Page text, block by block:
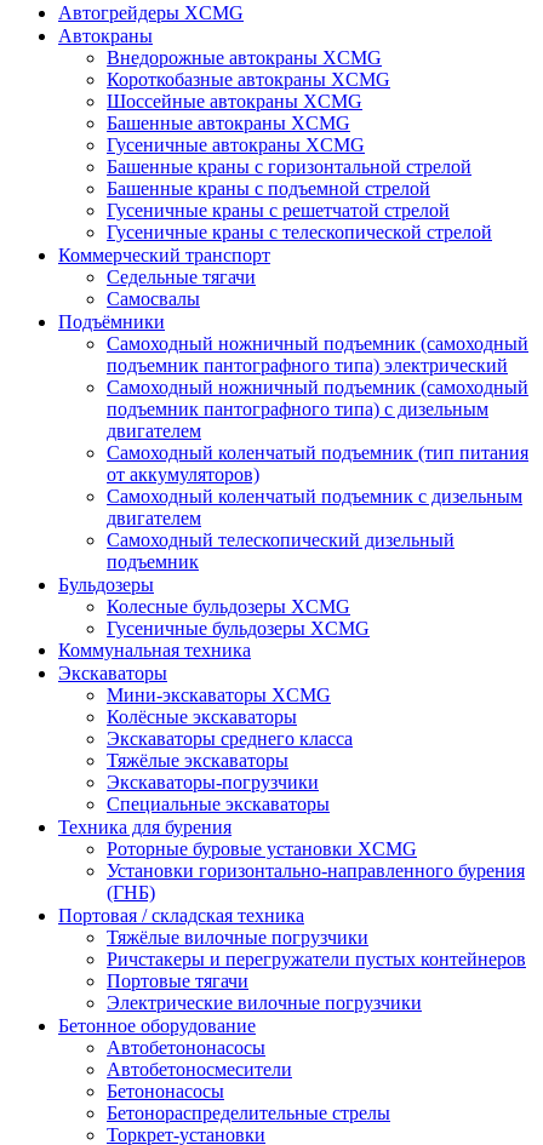
Автогрейдеры XCMG
Автокраны
Внедорожные автокраны XCMG
Короткобазные автокраны XCMG
Шоссейные автокраны XCMG
Башенные автокраны XCMG
Гусеничные автокраны XCMG
Башенные краны с горизонтальной стрелой
Башенные краны с подъемной стрелой
Гусеничные краны с решетчатой стрелой
Гусеничные краны с телескопической стрелой
Коммерческий транспорт
Седельные тягачи
Самосвалы
Подъёмники
Самоходный ножничный подъемник (самоходный
подъемник пантографного типа) электрический
Самоходный ножничный подъемник (самоходный
подъемник пантографного типа) с дизельным
двигателем
Самоходный коленчатый подъемник (тип питания
от аккумуляторов)
Самоходный коленчатый подъемник с дизельным
двигателем
Самоходный телескопический дизельный
подъемник
Бульдозеры
Колесные бульдозеры XCMG
Гусеничные бульдозеры XCMG
Коммунальная техника
Экскаваторы
Мини-экскаваторы XCMG
Колёсные экскаваторы
Экскаваторы среднего класса
Тяжёлые экскаваторы
Экскаваторы-погрузчики
Специальные экскаваторы
Техника для бурения
Роторные буровые установки XCMG
Установки горизонтально-направленного бурения
(ГНБ)
Портовая / складская техника
Тяжёлые вилочные погрузчики
Ричстакеры и перегружатели пустых контейнеров
Портовые тягачи
Электрические вилочные погрузчики
Бетонное оборудование
Автобетононасосы
Автобетоносмесители
Бетононасосы
Бетонораспределительные стрелы
Торкрет-установки